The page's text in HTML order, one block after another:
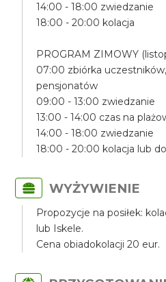
14:00 - 18:00 zwiedzanie
18:00 - 20:00 kolacja
PROGRAM ZIMOWY
07:00 zbiórka
pensjonatów
09:00 - 13:00 zwiedzanie
13:00 - 14:00 czas na
14:00 - 18:00 zwiedzanie
18:00 - 20:00 kolacja lub
WYŻYWIENIE
Propozycje na posiłek:
lub Iskele.
Cena obiadokolacji 20 eur.